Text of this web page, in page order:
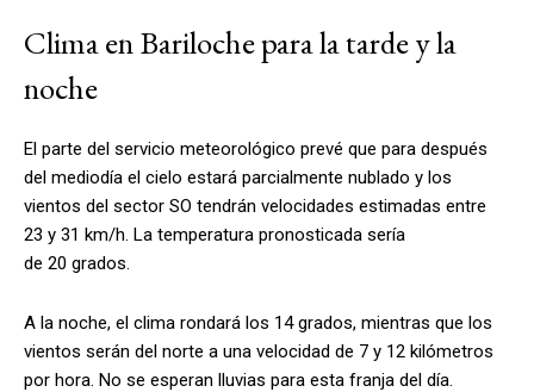
Clima en Bariloche para la tarde y la
noche
El parte del servicio meteorológico prevé que para después
del mediodía el cielo estará parcialmente nublado y los
vientos del sector SO tendrán velocidades estimadas entre
23 y 31 km/h. La temperatura pronosticada sería
de 20 grados.
A la noche, el clima rondará los 14 grados, mientras que los
vientos serán del norte a una velocidad de 7 y 12 kilómetros
por hora. No se esperan lluvias para esta franja del día.